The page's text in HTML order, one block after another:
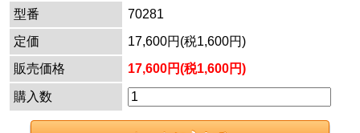
型番
70281
定価
17,600円(税1,600円)
販売価格
17,600円(税1,600円)
購入数